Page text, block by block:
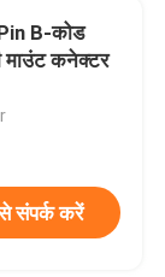
B-कोड
माउंट कनेक्टर
संपर्क करें